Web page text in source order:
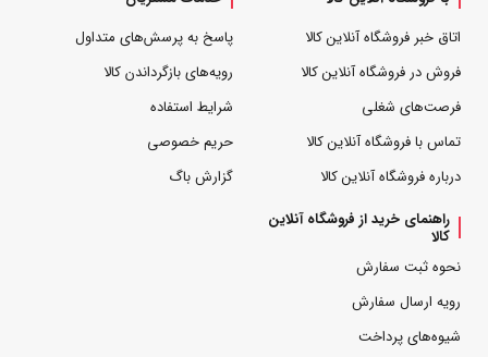
اتاق خبر فروشگاه آنلاین کالا
فروش در فروشگاه آنلاین کالا
فرصت‌های شغلی
تماس با فروشگاه آنلاین کالا
درباره فروشگاه آنلاین کالا
پاسخ به پرسش‌های متداول
رویه‌های بازگرداندن کالا
شرایط استفاده
حریم خصوصی
گزارش باگ
راهنمای خرید از فروشگاه آنلاین
کالا
نحوه ثبت سفارش
رویه ارسال سفارش
شیوه‌های پرداخت